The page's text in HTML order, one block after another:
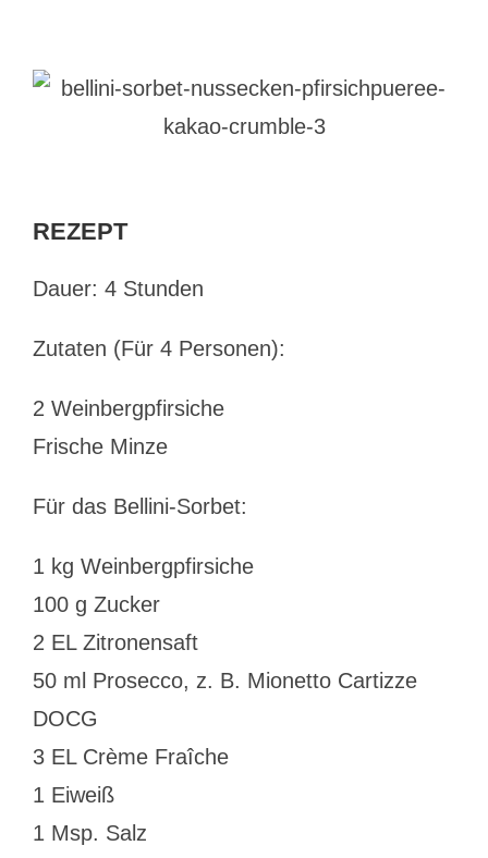
REZEPT
Dauer: 4 Stunden
Zutaten (Für 4 Personen):
2 Weinbergpfirsiche
Frische Minze
Für das Bellini-Sorbet:
1 kg Weinbergpfirsiche
100 g Zucker
2 EL Zitronensaft
50 ml Prosecco, z. B. Mionetto Cartizze
DOCG
3 EL Crème Fraîche
1 Eiweiß
1 Msp. Salz